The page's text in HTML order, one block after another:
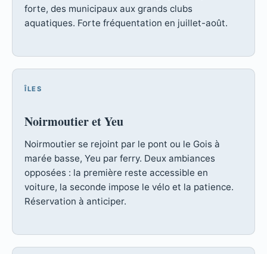
forte, des municipaux aux grands clubs
aquatiques. Forte fréquentation en juillet-août.
ÎLES
Noirmoutier et Yeu
Noirmoutier se rejoint par le pont ou le Gois à
marée basse, Yeu par ferry. Deux ambiances
opposées : la première reste accessible en
voiture, la seconde impose le vélo et la patience.
Réservation à anticiper.